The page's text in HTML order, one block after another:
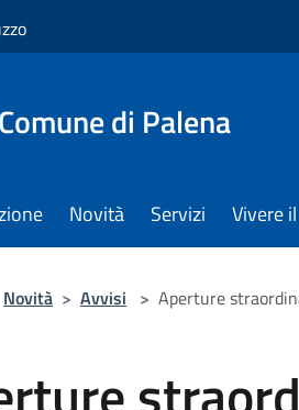
Comune di Palena
Novità Servizi Vivere
Novità > Avvisi > Aperture